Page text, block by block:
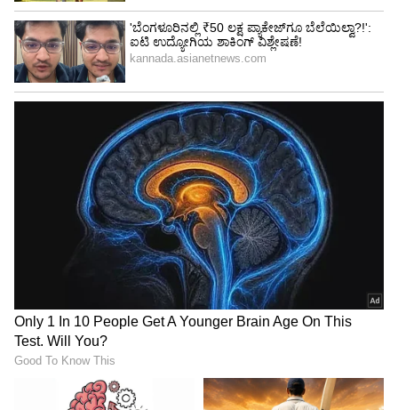
ಇಂದು ನೀವು ಮಾನಸಿಕವಾಗಿ ಬಲಶಾಲಿ, ಉತ್ತಮ ಮತ್ತು
ಆತ್ಮವಿಶ್ವಾಸದಿಂದ ಕೆಲಸಗಳನ್ನು ಮಾಡುತ್ತೀರಿ. ಅವಕಾಶಗಳು
ಬರಲಿದ್ದು, ಎಚ್ಚರಿಕೆಯಿಂದ ಆಯ್ಕೆ ಮಾಡಿಕೊಳ್ಳಬೇಕಾಗುತ್ತದೆ.
ತಜ್ಞರ ಸಲಹೆ ಪಡೆದುಕೊಂಡು ಹೂಡಿಕೆ ಮಾಡಿ. ಇದರಿಂದ
ಲಾಭ ಹೆಚ್ಚಾಗುತ್ತದೆ. ಕುಟುಂಬದಲ್ಲಿ ನಡೆಯುತ್ತಿರೋಈ
ಬೆಳವಣಿಗ ಬಗ್ಗೆ ಗಮನ ನೀಡೋದನ್ನು ಮರೆಯಬೇಡಿ.
ಅದೃಷ್ಟ ಬಣ್ಣ: ಹಸಿರು
ಅದೃಷ್ಟ ಸಂಖ್ಯೆ: 5
13